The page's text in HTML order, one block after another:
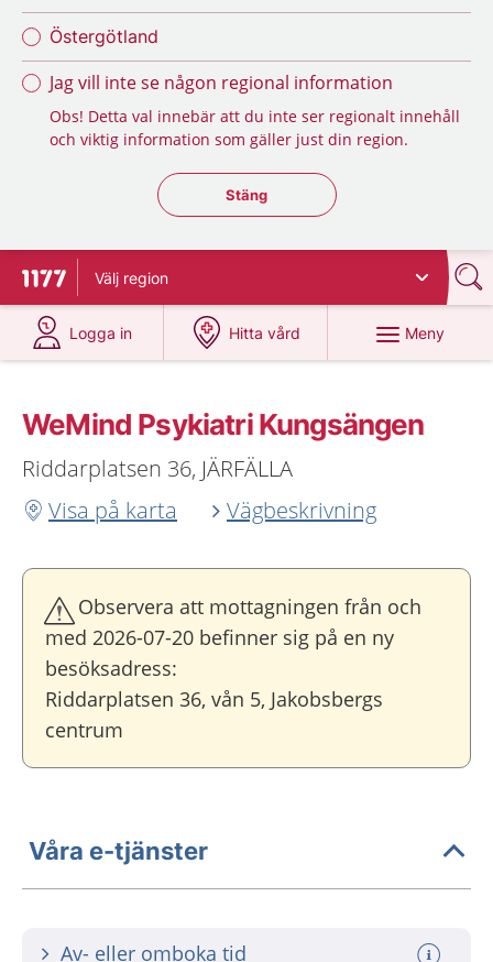
Östergötland
Jag vill inte se någon regional information
Obs! Detta val innebär att du inte ser regionalt innehåll
och viktig information som gäller just din region.
Stäng regionsväljaren
Stäng
Till startsidan för 1177
Välj region
Logga in
på 1177.se
Hitta vård
på 1177.se
Meny
WeMind Psykiatri Kungsängen
Riddarplatsen 36, JÄRFÄLLA
Visa på karta
Vägbeskrivning
Observera att mottagningen från och
med 2026-07-20 befinner sig på en ny
besöksadress:
Riddarplatsen 36, vån 5, Jakobsbergs
centrum
Våra e-tjänster
Av- eller omboka tid